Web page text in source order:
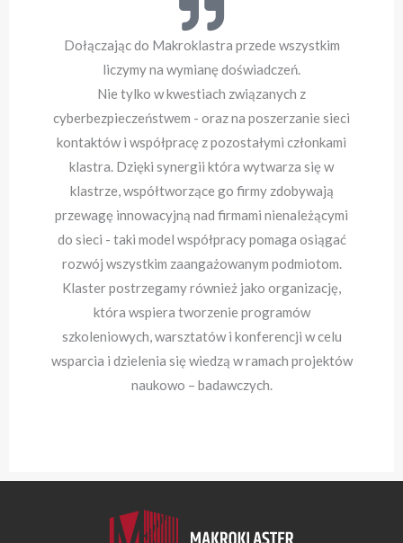
Dołączając do Makroklastra przede wszystkim
liczymy na wymianę doświadczeń.
Nie tylko w kwestiach związanych z
cyberbezpieczeństwem - oraz na poszerzanie sieci
kontaktów i współpracę z pozostałymi członkami
klastra. Dzięki synergii która wytwarza się w
klastrze, współtworzące go firmy zdobywają
przewagę innowacyjną nad firmami nienależącymi
do sieci - taki model współpracy pomaga osiągać
rozwój wszystkim zaangażowanym podmiotom.
Klaster postrzegamy również jako organizację,
która wspiera tworzenie programów
szkoleniowych, warsztatów i konferencji w celu
wsparcia i dzielenia się wiedzą w ramach projektów
naukowo – badawczych.